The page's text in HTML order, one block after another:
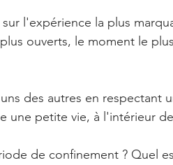
l'expérience la plus
ouverts, le moment le
des autres en respectant
une petite vie, à l'intérieur
de confinement ? Quel